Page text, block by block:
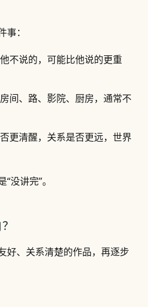
：
不说的，可能比他说的更重
间、路、影院、厨房，通常不
更清醒，关系是否更远，世界
没讲完”。
好、关系清楚的作品，再逐步